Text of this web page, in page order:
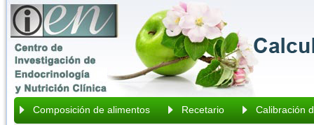
Composición de alimentos Recetario Calibración